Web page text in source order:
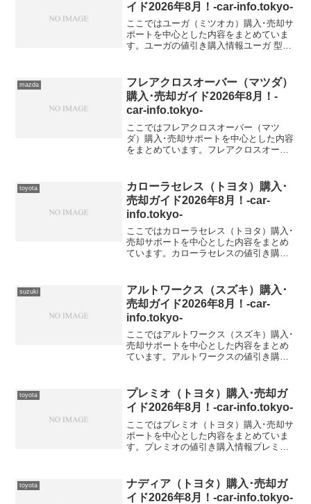
イド2026年8月！-car-info.tokyo-
ここではユーガ（ミツオカ）購入･売却サ
ポートを中心とした内容をまとめていま
す。ユーガの値引き購入情報ユーガ 型式
mazda
フレアクロスオーバー（マツダ）
購入･売却ガイド2026年8月！-
car-info.tokyo-
ここではフレアクロスオーバー（マツ
ダ）購入･売却サポートを中心とした内容
をまとめています。フレアクロスオーバ
MS41S【2017年式（H29）】DBA-
MS31S【2015...
toyota
カローラセレス（トヨタ）購入･
売却ガイド2026年8月！-car-
info.tokyo-
ここではカローラセレス（トヨタ）購入･
売却サポートを中心とした内容をまとめ
ています。カローラセレスの値引き購入
suzuki
アルトワークス（スズキ）購入･
売却ガイド2026年8月！-car-
info.tokyo-
ここではアルトワークス（スズキ）購入･
売却サポートを中心とした内容をまとめ
ています。アルトワークスの値引き購入
toyota
プレミオ（トヨタ）購入･売却ガ
イド2026年8月！-car-info.tokyo-
ここではプレミオ（トヨタ）購入･売却サ
ポートを中心とした内容をまとめていま
す。プレミオの値引き購入情報プレミオ
NZT260【2016年式（H28）】DBA-
ZRT2...
toyota
ナディア（トヨタ）購入･売却ガ
イド2026年8月！-car-info.tokyo-